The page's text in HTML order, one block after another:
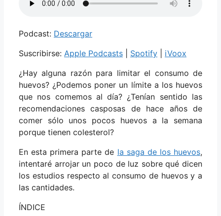
Podcast: Descargar
Suscribirse: Apple Podcasts Spotify
iVoox
¿Hay alguna razón para limitar el consumo de
huevos? ¿Podemos poner un límite a los huevos
que nos comemos al día? ¿Tenían sentido las
recomendaciones casposas de hace años de
comer sólo unos pocos huevos a la semana
porque tienen colesterol?
En esta primera parte de la saga de los huevos,
intentaré arrojar un poco de luz sobre qué dicen
los estudios respecto al consumo de huevos y a
las cantidades.
ÍNDICE